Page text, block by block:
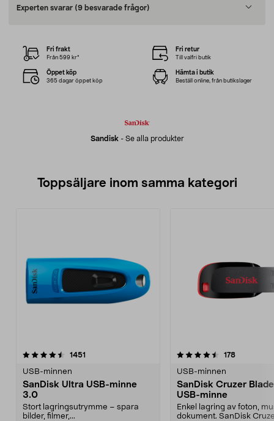
Experten svarar (9 besvarade frågor)
Sandisk- Se alla produkter
Fri frakt
Från 599 kr*
Fri retur
Till valfri butik
Öppet köp
365 dagar öppet köp
Hämta i butik
Beställ online, från butikslager
Toppsäljare inom samma kategori
1451
USB-minnen
SanDisk Ultra USB-minne
3.0
Stort lagringsutrymme – spara
bilder, filmer,...
4.5 av 5 stjärnor 178
USB-minnen
SanDisk Cruzer Blade
USB-minne
Enkel lagring av foton,
dokument. SanDisk
4.5 av 5 stjärnor